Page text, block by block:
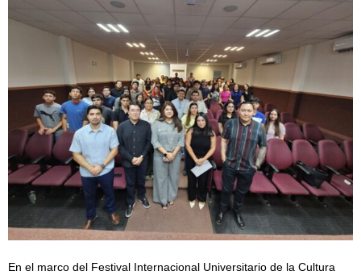
En el marco del Festival Internacional Universitario de la Cultura